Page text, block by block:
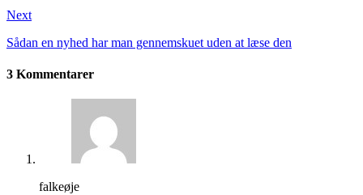
Next
Sådan en nyhed har man gennemskuet uden at læse den
3 Kommentarer
falkeøje